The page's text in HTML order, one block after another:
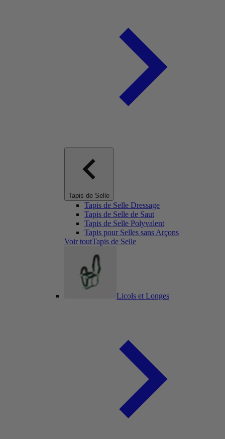
Tapis de Selle
Tapis de Selle Dressage
Tapis de Selle de Saut
Tapis de Selle Polyvalent
Tapis pour Selles sans Arçons
Voir toutTapis de Selle
Licols et Longes